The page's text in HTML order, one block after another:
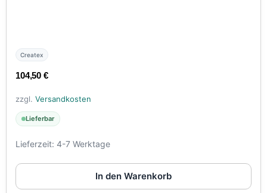
Createx
104,50 €
zzgl. Versandkosten
Lieferbar
Lieferzeit: 4-7 Werktage
In den Warenkorb